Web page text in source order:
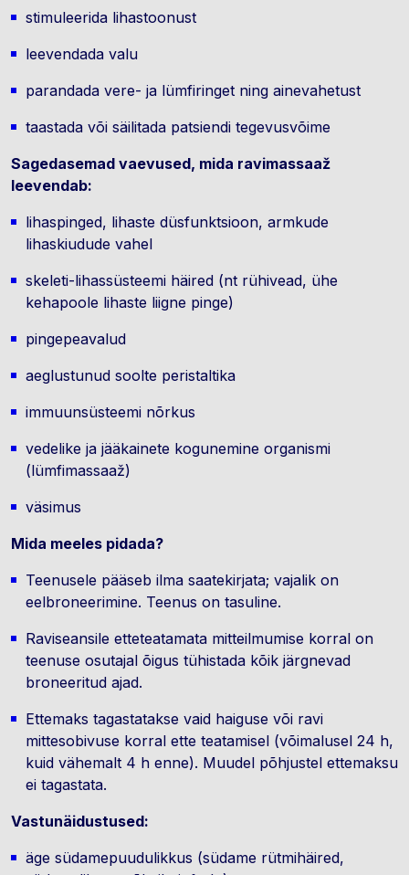
stimuleerida lihastoonust
leevendada valu
parandada vere- ja lümfiringet ning ainevahetust
taastada või säilitada patsiendi tegevusvõime
Sagedasemad vaevused, mida ravimassaaž
leevendab:
lihaspinged, lihaste düsfunktsioon, armkude
lihaskiudude vahel
skeleti-lihassüsteemi häired (nt rühivead, ühe
kehapoole lihaste liigne pinge)
pingepeavalud
aeglustunud soolte peristaltika
immuunsüsteemi nõrkus
vedelike ja jääkainete kogunemine organismi
(lümfimassaaž)
väsimus
Mida meeles pidada?
Teenusele pääseb ilma saatekirjata; vajalik on
eelbroneerimine. Teenus on tasuline.
Raviseansile etteteatamata mitteilmumise korral on
teenuse osutajal õigus tühistada kõik järgnevad
broneeritud ajad.
Ettemaks tagastatakse vaid haiguse või ravi
mittesobivuse korral ette teatamisel (võimalusel 24 h,
kuid vähemalt 4 h enne). Muudel põhjustel ettemaksu
ei tagastata.
Vastunäidustused:
äge südamepuudulikkus (südame rütmihäired,